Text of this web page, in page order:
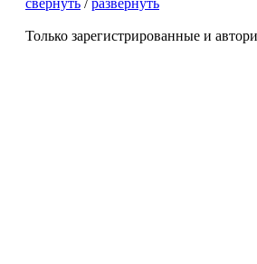
свернуть /развернуть
Только зарегистрированные и